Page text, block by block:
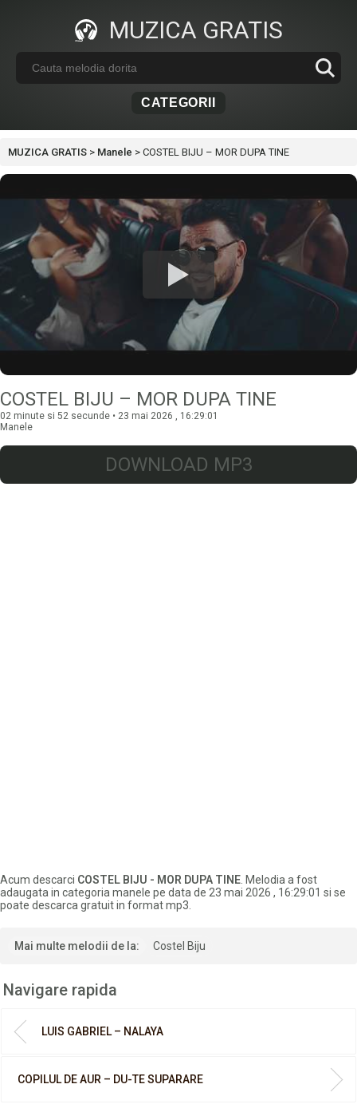
MUZICA GRATIS
CATEGORII
MUZICA GRATIS > Manele > COSTEL BIJU – MOR DUPA TINE
COSTEL BIJU – MOR DUPA TINE
02 minute si 52 secunde • 23 mai 2026 , 16:29:01
Manele
DOWNLOAD MP3
Acum descarci COSTEL BIJU - MOR DUPA TINE . Melodia a fost
adaugata in categoria manele pe data de 23 mai 2026 , 16:29:01 si se
poate descarca gratuit in format mp3.
Mai multe melodii de la: Costel Biju
Navigare rapida
LUIS GABRIEL – NALAYA
COPILUL DE AUR – DU-TE SUPARARE